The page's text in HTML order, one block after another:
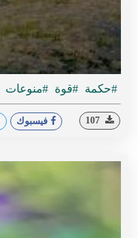
#حكمة #قوة #منوعات
فيسبوك